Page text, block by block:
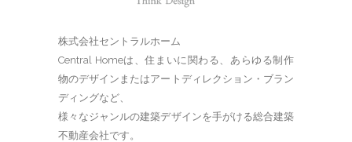
株式会社セントラルホーム
Central Homeは、住まいに関わる、あらゆる制作
物のデザインまたはアートディレクション・ブラン
ディングなど、
様々なジャンルの建築デザインを手がける総合建築
不動産会社です。